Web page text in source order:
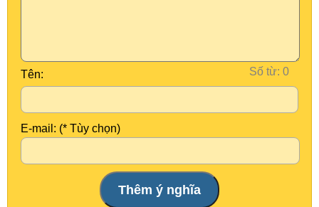
Số từ:
Tên:
E-mail: (* Tùy chọn)